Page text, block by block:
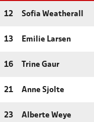
12 Sofia Weatherall
13 Emilie Larsen
16 Trine Gaur
21 Anne Sjolte
23 Alberte Weye